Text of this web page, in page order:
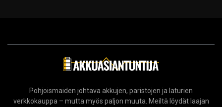
Pohjoismaiden johtava akkujen, paristojen ja laturien
verkkokauppa – mutta myös paljon muuta. Meiltä löydät laajan